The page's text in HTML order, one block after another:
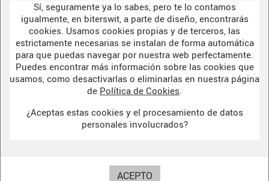
Sí, seguramente ya lo sabes, pero te lo contamos
igualmente, en biterswit, a parte de diseño, encontrarás
cookies. Usamos cookies propias y de terceros, las
estrictamente necesarias se instalan de forma automática
para que puedas navegar por nuestra web perfectamente.
Puedes encontrar más información sobre las cookies que
usamos, como desactivarlas o eliminarlas en nuestra página
de Política de Cookies.
¿Aceptas estas cookies y el procesamiento de datos
personales involucrados?
POLÍTICA DE COOKIES
WELCOME TO OUR
DARK SIDE
BITERSWIT STUDIO
DARK SIDE